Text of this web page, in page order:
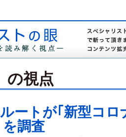
の視点
ートが｢新型コ
調査